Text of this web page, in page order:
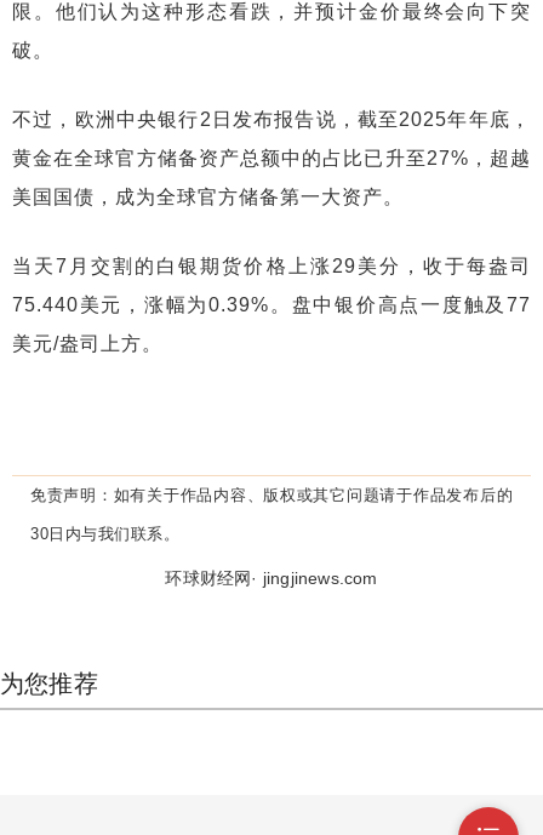
限。他们认为这种形态看跌，并预计金价最终会向下突
破。
不过，欧洲中央银行2日发布报告说，截至2025年年底，
黄金在全球官方储备资产总额中的占比已升至27%，超越
美国国债，成为全球官方储备第一大资产。
当天7月交割的白银期货价格上涨29美分，收于每盎司
75.440美元，涨幅为0.39%。盘中银价高点一度触及77
美元/盎司上方。
免责声明： 如有关于作品内容、版权或其它问题请于作品发布后的
30日内与我们联系。
环球财经网· jingjinews.com
为您推荐